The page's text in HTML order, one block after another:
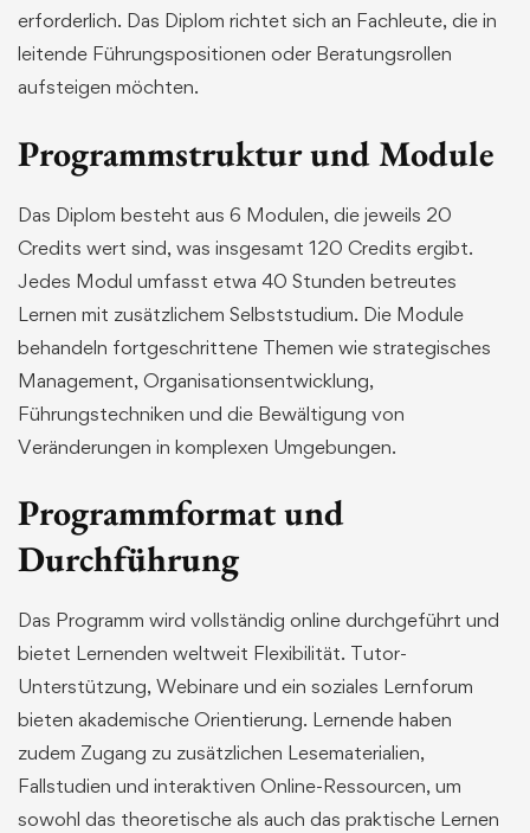
erforderlich. Das Diplom richtet sich an Fachleute, die in
leitende Führungspositionen oder Beratungsrollen
aufsteigen möchten.
Programmstruktur und Module
Das Diplom besteht aus 6 Modulen, die jeweils 20
Credits wert sind, was insgesamt 120 Credits ergibt.
Jedes Modul umfasst etwa 40 Stunden betreutes
Lernen mit zusätzlichem Selbststudium. Die Module
behandeln fortgeschrittene Themen wie strategisches
Management, Organisationsentwicklung,
Führungstechniken und die Bewältigung von
Veränderungen in komplexen Umgebungen.
Programmformat und
Durchführung
Das Programm wird vollständig online durchgeführt und
bietet Lernenden weltweit Flexibilität. Tutor-
Unterstützung, Webinare und ein soziales Lernforum
bieten akademische Orientierung. Lernende haben
zudem Zugang zu zusätzlichen Lesematerialien,
Fallstudien und interaktiven Online-Ressourcen, um
sowohl das theoretische als auch das praktische Lernen